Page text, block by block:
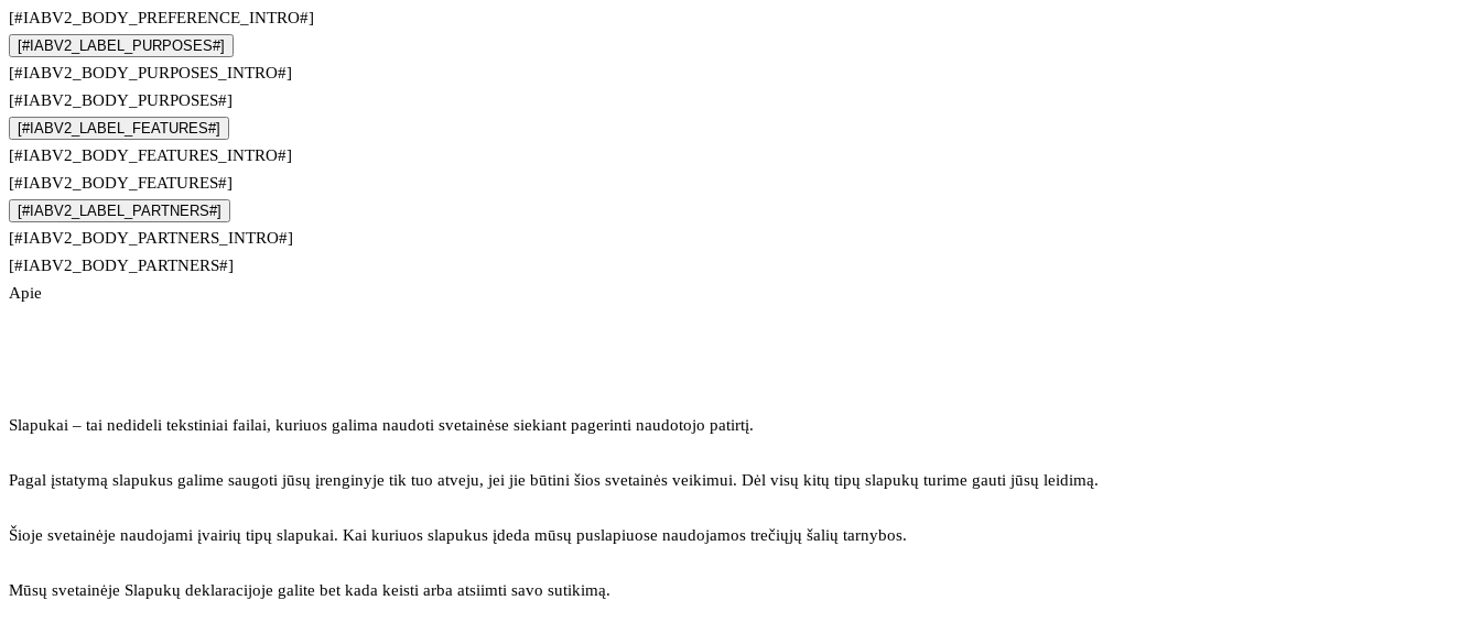
[#IABV2_BODY_PREFERENCE_INTRO#]
[#IABV2_LABEL_PURPOSES#]
[#IABV2_BODY_PURPOSES_INTRO#]
[#IABV2_BODY_PURPOSES#]
[#IABV2_LABEL_FEATURES#]
[#IABV2_BODY_FEATURES_INTRO#]
[#IABV2_BODY_FEATURES#]
[#IABV2_LABEL_PARTNERS#]
[#IABV2_BODY_PARTNERS_INTRO#]
[#IABV2_BODY_PARTNERS#]
Apie
Slapukai – tai nedideli tekstiniai failai, kuriuos galima naudoti svetainėse siekiant pagerinti naudotojo patirtį.
Pagal įstatymą slapukus galime saugoti jūsų įrenginyje tik tuo atveju, jei jie būtini šios svetainės veikimui. Dėl visų kitų tipų slapukų turime gauti jūsų leidimą.
Šioje svetainėje naudojami įvairių tipų slapukai. Kai kuriuos slapukus įdeda mūsų puslapiuose naudojamos trečiųjų šalių tarnybos.
Mūsų svetainėje Slapukų deklaracijoje galite bet kada keisti arba atsiimti savo sutikimą.